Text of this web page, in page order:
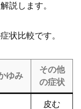
説します。
状比較です。
ゆみ
その他
の症状
皮む